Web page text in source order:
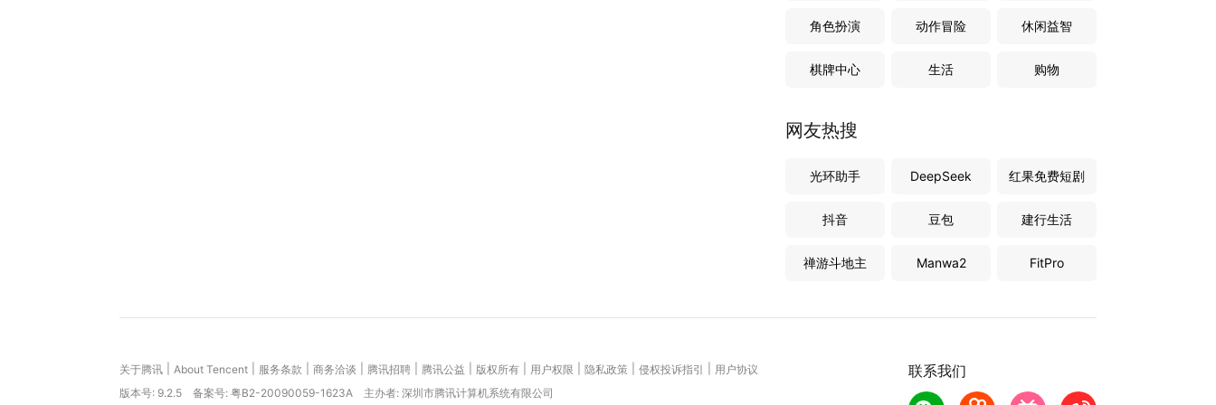
角色扮演 动作冒险 休闲益智
棋牌中心 生活 购物
网友热搜
光环助手 DeepSeek 红果免费短剧
抖音 豆包 建行生活
禅游斗地主 Manwa2 FitPro
联系我们
关于腾讯 About Tencent 服务条款 商务洽谈 腾讯招聘 腾讯公益 版权所有 用户权限 隐私政策 侵权投诉指引
用户协议
版本号: 9.2.5 备案号: 粤B2-20090059-1623A 主办者: 深圳市腾讯计算机系统有限公司